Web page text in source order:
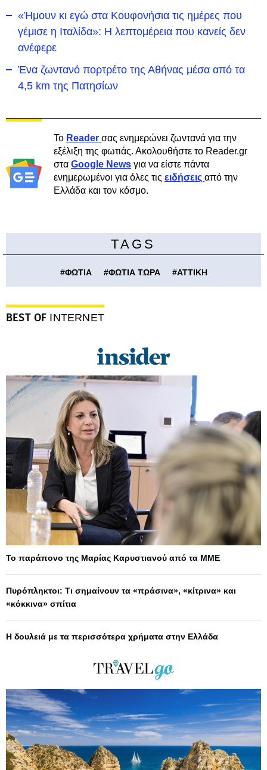
«Ήμουν κι εγώ στα Κουφονήσια τις ημέρες που
γέμισε η Ιταλίδα»: Η λεπτομέρεια που κανείς δεν
ανέφερε
Ένα ζωντανό πορτρέτο της Αθήνας μέσα από τα
4,5 km της Πατησίων
Το Reader σας ενημερώνει ζωντανά για την
εξέλιξη της φωτιάς. Ακολουθήστε το Reader.gr
στα Google News για να είστε πάντα
ενημερωμένοι για όλες τις ειδήσεις από την
Ελλάδα και τον κόσμο.
TAGS
#ΦΩΤΙΑ #ΦΩΤΙΑ ΤΩΡΑ #ΑΤΤΙΚΗ
BEST OF INTERNET
Το παράπονο της Μαρίας Καρυστιανού από τα ΜΜΕ
Πυρόπληκτοι: Τι σημαίνουν τα «πράσινα», «κίτρινα» και
«κόκκινα» σπίτια
Η δουλειά με τα περισσότερα χρήματα στην Ελλάδα